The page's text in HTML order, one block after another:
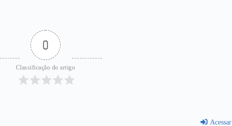
0
Classificação do artigo
Acessar